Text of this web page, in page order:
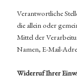
Verantwortliche
die allein oder
Mittel der
Namen, E-Mail-
Widerruf Ihrer